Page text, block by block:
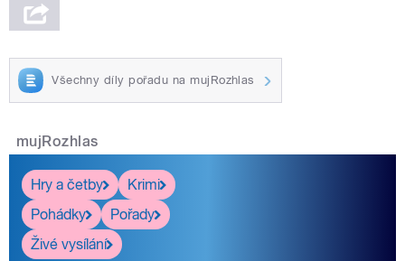
Všechny díly pořadu na mujRozhlas
mujRozhlas
Hry a četby
Krimi
Pohádky
Pořady
Živé vysílání